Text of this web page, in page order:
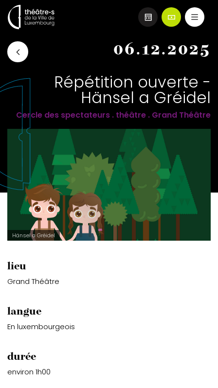
Aller
au
contenu
principal
06.12.2025
Répétition ouverte -
Hänsel a Gréidel
Cercle des spectateurs . théâtre . Grand Théâtre
Hänsel a Gréidel
lieu
Grand Théâtre
langue
En luxembourgeois
durée
environ 1h00